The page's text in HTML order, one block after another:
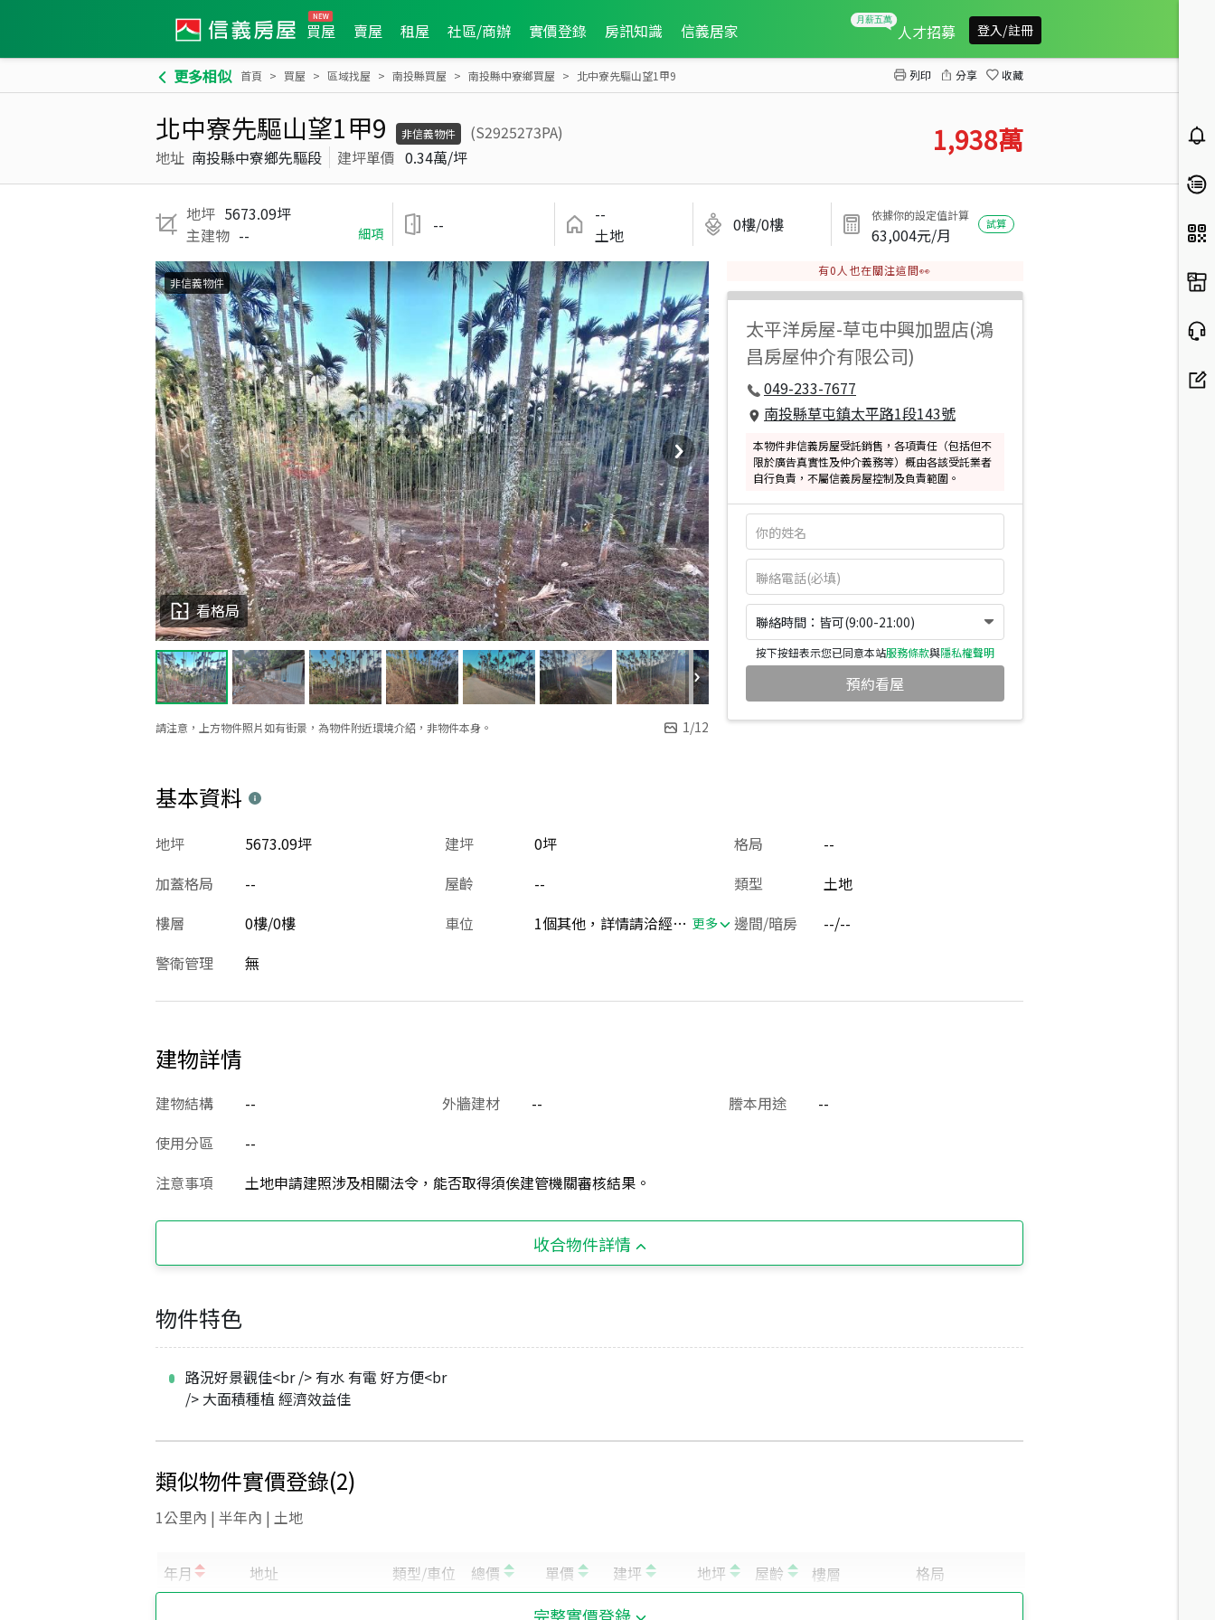
買屋 賣屋 租屋 社區/商辦 實價登錄 房訊知識 信義居家 人才招募 登入/註冊
更多相似 首頁 買屋 區域找屋 南投縣買屋 南投縣中寮鄉買屋 北中寮先驅山望1甲9 列印 分享 收藏
北中寮先驅山望1甲9 非信義物件
(S2925273PA)
地址 南投縣中寮鄉先驅段 建坪單價 0.34萬/坪 1,938萬
地坪 5673.09坪
主建物 -- 細項 --
--
土地
0樓/0樓 依據你的設定值計算
63,004元/月
試算
請注意，上方物件照片如有街景，為物件附近環境介紹，非物件本身。 1/12
看格局
非信義物件
有0 人也在關注這間👀
太平洋房屋-草屯中興加盟店(鴻
昌房屋仲介有限公司)
049-233-7677
南投縣草屯鎮太平路1段143號
本物件非信義房屋受託銷售，各項責任（包括但不
限於廣告真實性及仲介義務等）概由各該受託業者
自行負責，不屬信義房屋控制及負責範圍。
聯絡時間：皆可(9:00-21:00)
按下按鈕表示您已同意本站服務條款與隱私權聲明
預約看屋
基本資料
建坪 0坪
地坪 5673.09坪 格局
--
加蓋格局
-- 屋齡 -- 類型
土地
樓層
0樓/0樓 車位 1個其他，詳情請洽經紀人員 更多 邊間/暗房
--/--
警衛管理
無
建物詳情
建物結構 -- 外牆建材 -- 謄本用途
--
使用分區
--
注意事項
土地申請建照涉及相關法令，能否取得須俟建管機關審核結果。
收合物件詳情
物件特色
路況好景觀佳<br /> 有水 有電 好方便<br
/> 大面積種植 經濟效益佳
類似物件實價登錄(2)
1公里內 | 半年內 | 土地